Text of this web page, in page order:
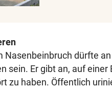
Nasenbeinbruch dürfte
sein. Er gibt an, auf einer
zu haben. Öffentlich